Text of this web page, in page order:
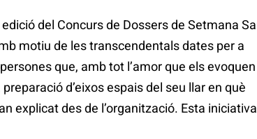
del Concurs de Dossers de Setmana
motiu de les transcendentals dates per a
que, amb tot l’amor que els
d’eixos espais del seu llar en què
explicat des de l’organització. Esta iniciativa